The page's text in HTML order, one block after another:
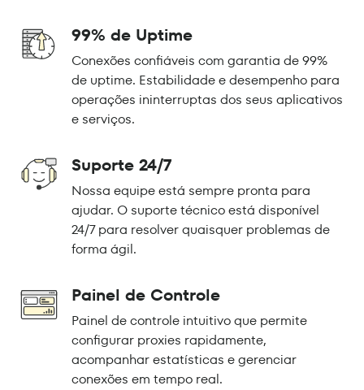
99% de Uptime
Conexões confiáveis com garantia de 99%
de uptime. Estabilidade e desempenho para
operações ininterruptas dos seus aplicativos
e serviços.
Suporte 24/7
Nossa equipe está sempre pronta para
ajudar. O suporte técnico está disponível
24/7 para resolver quaisquer problemas de
forma ágil.
Painel de Controle
Painel de controle intuitivo que permite
configurar proxies rapidamente,
acompanhar estatísticas e gerenciar
conexões em tempo real.